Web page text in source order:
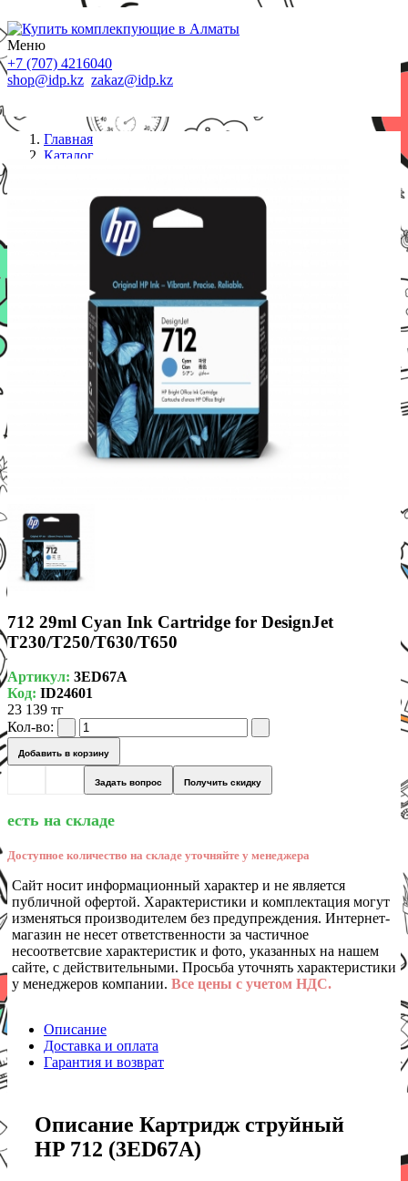
Меню
+7 (707) 4216040
shop@idp.kz zakaz@idp.kz
Главная
Каталог
T230/T250/T630/T650
712 29ml Cyan Ink Cartridge for DesignJet
T230/T250/T630/T650
Артикул: 3ED67A
Код: ID24601
23 139 тг
Кол-во:
Добавить в корзину
Задать вопрос Получить скидку
есть на складе
Доступное количество на складе уточняйте у менеджера
Сайт носит информационный характер и не является
публичной офертой. Характеристики и комплектация могут
изменяться производителем без предупреждения. Интернет-
магазин не несет ответственности за частичное
несоответсвие характеристик и фото, указанных на нашем
сайте, с действительными. Просьба уточнять характеристики
у менеджеров компании. Все цены с учетом НДС.
Описание
Доставка и оплата
Гарантия и возврат
Описание Картридж струйный
HP 712 (3ED67A)